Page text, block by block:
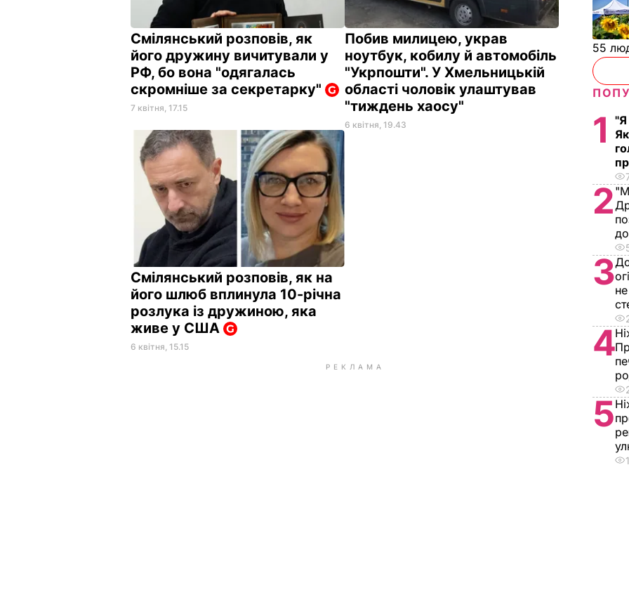
Смілянський розповів, як
його дружину вичитували у
РФ, бо вона "одягалась
скромніше за секретарку"
7 квітня, 17.15
Побив милицею, украв
ноутбук, кобилу й автомобіль
"Укрпошти". У Хмельницькій
області чоловік улаштував
"тиждень хаосу"
6 квітня, 19.43
Смілянський розповів, як на
його шлюб вплинула 10-річна
розлука із дружиною, яка
живе у США
6 квітня, 15.15
РЕКЛАМА
55
1
"Я
2
3
4
5